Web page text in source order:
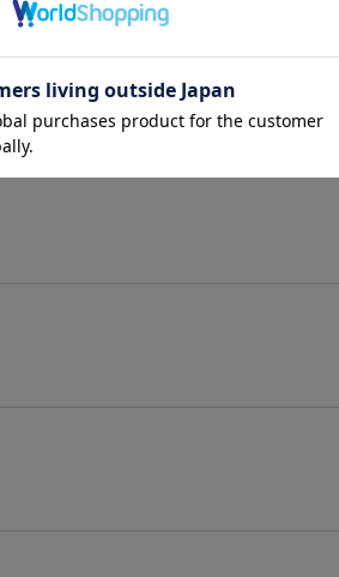
お願いいたします｡
。フリーメール以外のご登録をお勧めします。